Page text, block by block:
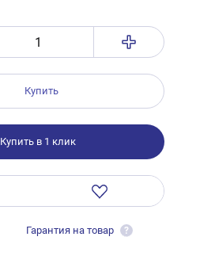
Купить
Купить в 1 клик
Гарантия на товар ?